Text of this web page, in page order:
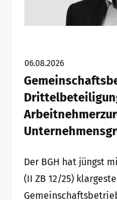
06.08.2026
Der BGH hat jüngst
(II ZB 12/25)